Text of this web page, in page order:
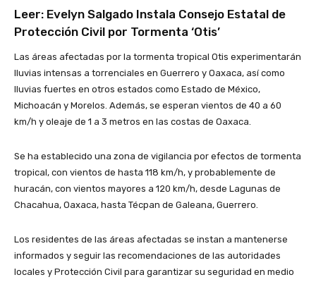
Leer: Evelyn Salgado Instala Consejo Estatal de
Protección Civil por Tormenta ‘Otis’
Las áreas afectadas por la tormenta tropical Otis experimentarán
lluvias intensas a torrenciales en Guerrero y Oaxaca, así como
lluvias fuertes en otros estados como Estado de México,
Michoacán y Morelos. Además, se esperan vientos de 40 a 60
km/h y oleaje de 1 a 3 metros en las costas de Oaxaca.
Se ha establecido una zona de vigilancia por efectos de tormenta
tropical, con vientos de hasta 118 km/h, y probablemente de
huracán, con vientos mayores a 120 km/h, desde Lagunas de
Chacahua, Oaxaca, hasta Técpan de Galeana, Guerrero.
Los residentes de las áreas afectadas se instan a mantenerse
informados y seguir las recomendaciones de las autoridades
locales y Protección Civil para garantizar su seguridad en medio